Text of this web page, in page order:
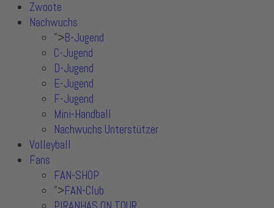
Zwoote
Nachwuchs
">B-Jugend
C-Jugend
D-Jugend
E-Jugend
F-Jugend
Mini-Handball
Nachwuchs Unterstützer
Volleyball
Fans
FAN-SHOP
">FAN-Club